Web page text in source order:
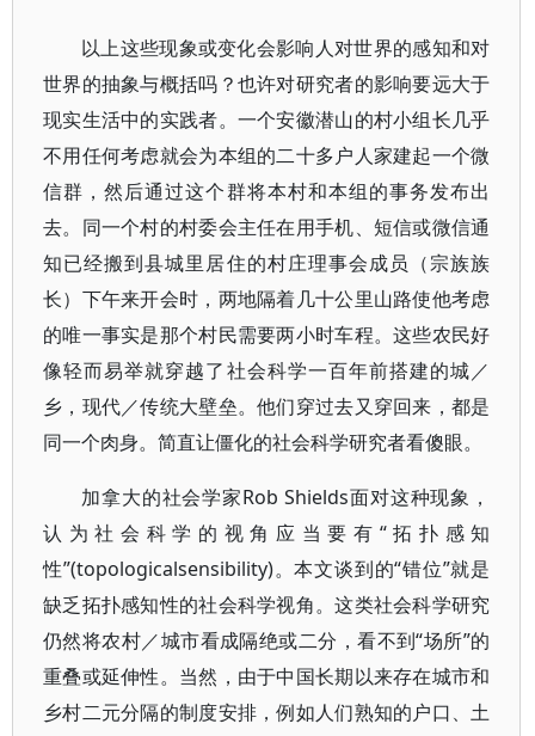
以上这些现象或变化会影响人对世界的感知和对
世界的抽象与概括吗？也许对研究者的影响要远大于
现实生活中的实践者。一个安徽潜山的村小组长几乎
不用任何考虑就会为本组的二十多户人家建起一个微
信群，然后通过这个群将本村和本组的事务发布出
去。同一个村的村委会主任在用手机、短信或微信通
知已经搬到县城里居住的村庄理事会成员（宗族族
长）下午来开会时，两地隔着几十公里山路使他考虑
的唯一事实是那个村民需要两小时车程。这些农民好
像轻而易举就穿越了社会科学一百年前搭建的城／
乡，现代／传统大壁垒。他们穿过去又穿回来，都是
同一个肉身。简直让僵化的社会科学研究者看傻眼。
加拿大的社会学家Rob Shields面对这种现象，
认为社会科学的视角应当要有“拓扑感知
性”(topologicalsensibility)。本文谈到的“错位”就是
缺乏拓扑感知性的社会科学视角。这类社会科学研究
仍然将农村／城市看成隔绝或二分，看不到“场所”的
重叠或延伸性。当然，由于中国长期以来存在城市和
乡村二元分隔的制度安排，例如人们熟知的户口、土